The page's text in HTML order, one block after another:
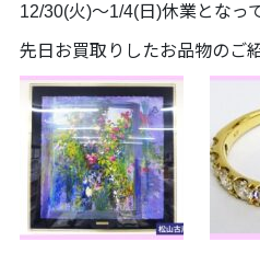
12/30(火)～1/4(日)休業となっ
先日お買取りしたお品物のご紹